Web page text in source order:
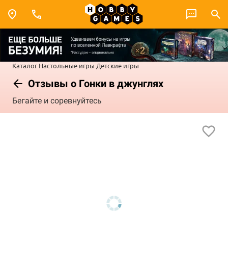
Каталог Настольные игры Детские игры
Отзывы о Гонки в джунглях
Бегайте и соревнуйтесь